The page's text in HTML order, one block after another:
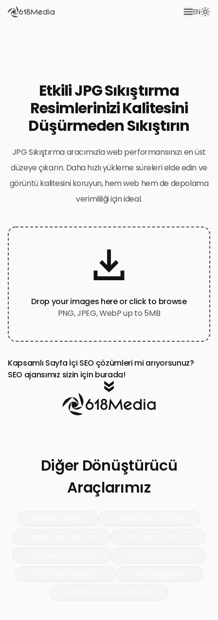
EN
Etkili JPG Sıkıştırma
Resimlerinizi Kalitesini
Düşürmeden Sıkıştırın
JPG Sıkıştırma aracımızla web performansınızı en üst
düzeye çıkarın. Daha hızlı yükleme süreleri elde edin ve
görüntü kalitesini koruyun, hem web hem de depolama
verimliliği için ideal.
Drop your images here or click to browse
PNG, JPEG, WebP up to 5MB
Kapsamlı Sayfa İçi SEO çözümleri mi arıyorsunuz?
SEO ajansımız sizin için burada!
Diğer Dönüştürücü
Araçlarımız